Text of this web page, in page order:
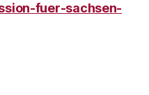
fuer-sachsen-